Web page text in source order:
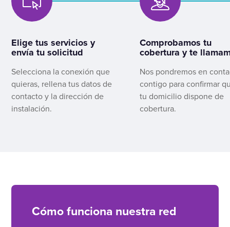
Elige tus servicios y
envía tu solicitud
Selecciona la conexión que
quieras, rellena tus datos de
contacto y la dirección de
instalación.
Comprobamos tu
cobertura y te
Nos pondremos en
contigo para confirmar
tu domicilio dispone de
cobertura.
Cómo funciona nuestra red